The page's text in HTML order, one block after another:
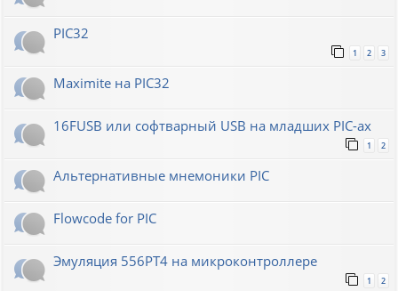
PIC32
1 2 3
Maximite на PIC32
16FUSB или софтварный USB на младших PIC-ах
1 2
Альтернативные мнемоники PIC
Flowcode for PIC
Эмуляция 556РТ4 на микроконтроллере
1 2